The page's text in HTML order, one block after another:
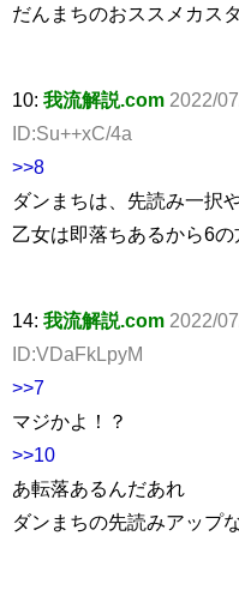
だんまちのおススメカス
10: 我流解説.com 2022/
ID:Su++xC/4a
>>8
ダンまちは、先読み一択
乙女は即落ちあるから6の
14: 我流解説.com 2022/
ID:VDaFkLpyM
>>7
マジかよ！？
>>10
あ転落あるんだあれ
ダンまちの先読みアップ